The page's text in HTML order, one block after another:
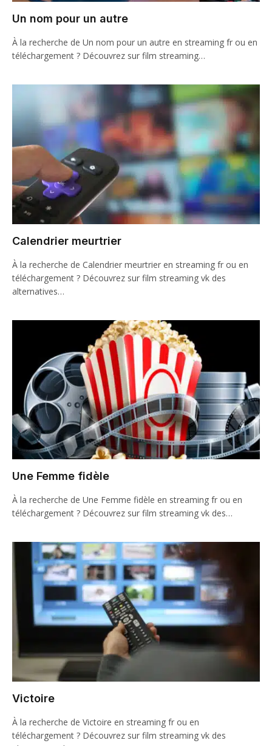
Un nom pour un autre
À la recherche de Un nom pour un autre en streaming fr ou en
téléchargement ? Découvrez sur film streaming…
Calendrier meurtrier
À la recherche de Calendrier meurtrier en streaming fr ou en
téléchargement ? Découvrez sur film streaming vk des
alternatives…
Une Femme fidèle
À la recherche de Une Femme fidèle en streaming fr ou en
téléchargement ? Découvrez sur film streaming vk des…
Victoire
À la recherche de Victoire en streaming fr ou en
téléchargement ? Découvrez sur film streaming vk des